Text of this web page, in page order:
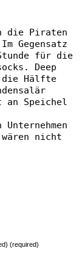
die Piraten
Gegensatz
für die
Deep
die Hälfte
an Speichel
nicht
(required)